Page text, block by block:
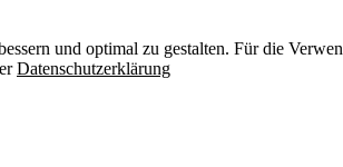
und optimal zu gestalten. Für die
Datenschutzerklärung